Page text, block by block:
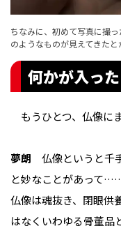
ちなみに、初めて写真に撮
のようなものが見えてきたと
何かが入っ
もうひとつ、仏像に
夢朗 仏像というと千
と妙なことがあって……
仏像は魂抜き、閉眼供
はなくいわゆる骨董品